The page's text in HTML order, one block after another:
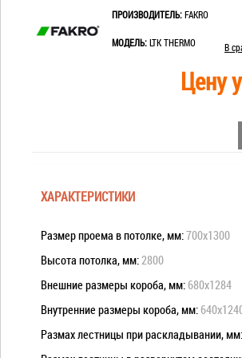
ПРОИЗВОДИТЕЛЬ: FAKRO
МОДЕЛЬ: LTK THERMO В
Цену
ХАРАКТЕРИСТИКИ
Размер проема в потолке, мм:700x1300
Высота потолка, мм:2800
Внешние размеры короба, мм: 680x1284
Внутренние размеры короба, мм:
Размах лестницы при раскладывании, мм: